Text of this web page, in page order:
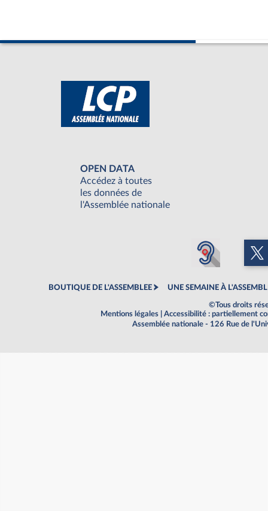
OPEN DATA
Accédez à toutes
les données de
l'Assemblée nationale
BOUTIQUE DE L'ASSEMBLEE UNE SEMAINE À
©Tous droits
Mentions légales
Accessibilité : partiellement
Assemblée nationale - 126 Rue de